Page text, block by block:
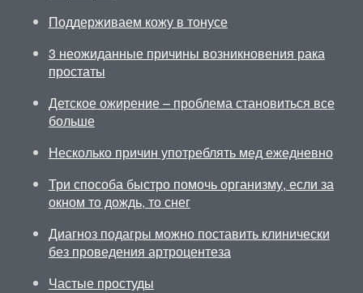
Поддерживаем кожу в тонусе
3 неожиданные причины возникновения рака
простаты
Детское ожирение – проблема становиться все
больше
Несколько причин употреблять мед ежедневно
Три способа быстро помочь организму, если за
окном то дождь, то снег
Диагноз подагры можно поставить клинически
без проведения артроцентеза
Частые простуды